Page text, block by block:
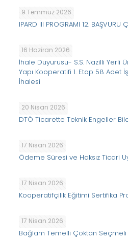
9 Temmuz 2026
IPARD III PROGRAMI 12. BAŞVURU
16 Haziran 2026
İhale Duyurusu- S.S. Nazilli Yerli
Yapı Kooperatifi 1. Etap 58 Adet
İhalesi
20 Nisan 2026
DTÖ Ticarette Teknik Engeller
17 Nisan 2026
Ödeme Süresi ve Haksız Ticari
17 Nisan 2026
Kooperatifçilik Eğitimi Sertifika
17 Nisan 2026
Bağlam Temelli Çoktan Seçmeli